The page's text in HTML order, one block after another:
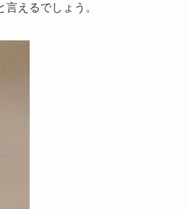
えるでしょう。